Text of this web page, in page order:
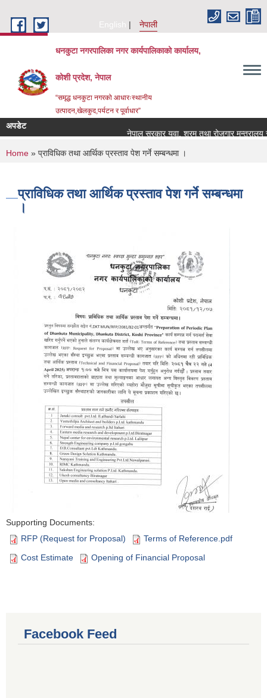
English
नेपाली
धनकुटा नगरपालिका नगर कार्यपालिकाको कार्यालय,
कोशी प्रदेश, नेपाल
“समृद्ध धनकुटा नगरको आधारःस्थानीय
उत्पादन,खेलकुद,पर्यटन र पूर्वाधार”
अपडेट
नेपाल सरकार युवा, श्रम तथा रोजगार मन्त्रालय
You are here
Home » प्राविधिक तथा आर्थिक प्रस्ताव पेश गर्ने सम्बन्धमा ।
प्राविधिक तथा आर्थिक प्रस्ताव पेश गर्ने सम्बन्धमा
।
Supporting Documents:
RFP (Request for Proposal)
Terms of Reference.pdf
Cost Estimate
Opening of Financial Proposal
Facebook Feed